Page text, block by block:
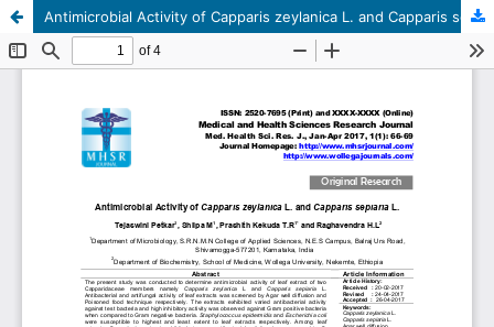
Antimicrobial Activity of Capparis zeylanica L. and Capparis sepiaria L.